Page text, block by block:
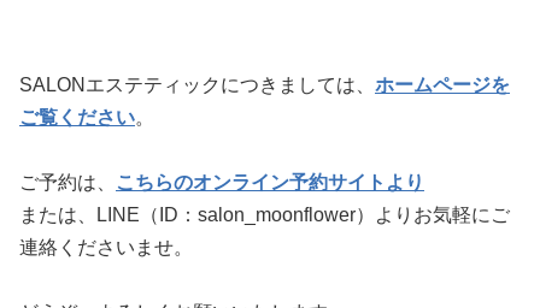
SALONエステティックにつきましては、 ホームページを
ご覧ください。
ご予約は、
こちらのオンライン予約サイトより
または、LINE（ID：salon_moonflower）よりお気軽にご
連絡くださいませ。